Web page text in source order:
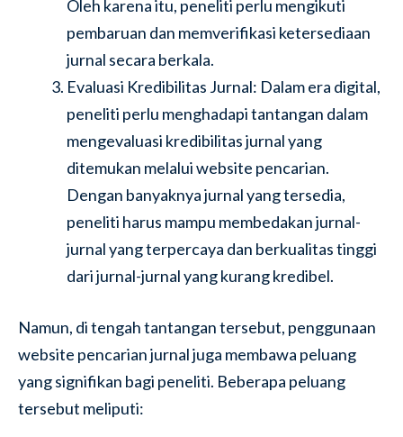
Oleh karena itu, peneliti perlu mengikuti
pembaruan dan memverifikasi ketersediaan
jurnal secara berkala.
Evaluasi Kredibilitas Jurnal: Dalam era digital,
peneliti perlu menghadapi tantangan dalam
mengevaluasi kredibilitas jurnal yang
ditemukan melalui website pencarian.
Dengan banyaknya jurnal yang tersedia,
peneliti harus mampu membedakan jurnal-
jurnal yang terpercaya dan berkualitas tinggi
dari jurnal-jurnal yang kurang kredibel.
Namun, di tengah tantangan tersebut, penggunaan
website pencarian jurnal juga membawa peluang
yang signifikan bagi peneliti. Beberapa peluang
tersebut meliputi: